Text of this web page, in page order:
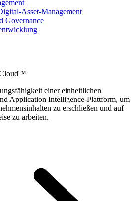
Asset-Management
Governance
Cloud™
einer einheitlichen
Application Intelligence-Plattform, um
zu erschließen und auf
zu arbeiten.